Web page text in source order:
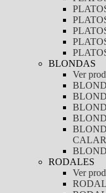
BLONDAS
Ver
CALAR
RODALES
Ver